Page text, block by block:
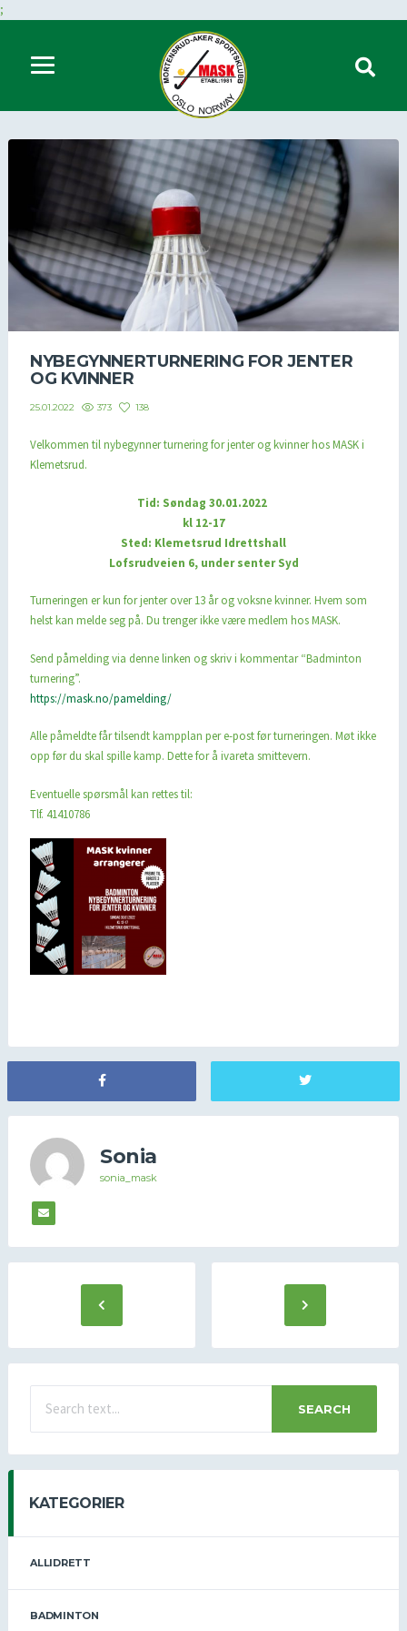
;
NYBEGYNNERTURNERING FOR JENTER
OG KVINNER
25.01.2022 373 138
Velkommen til nybegynner turnering for jenter og kvinner hos MASK i
Klemetsrud.
Tid: Søndag 30.01.2022
kl 12-17
Sted: Klemetsrud Idrettshall
Lofsrudveien 6, under senter Syd
Turneringen er kun for jenter over 13 år og voksne kvinner. Hvem som
helst kan melde seg på. Du trenger ikke være medlem hos MASK.
Send påmelding via denne linken og skriv i kommentar “Badminton
turnering”.
https://mask.no/pamelding/
Alle påmeldte får tilsendt kampplan per e-post før turneringen. Møt ikke
opp før du skal spille kamp. Dette for å ivareta smittevern.
Eventuelle spørsmål kan rettes til:
Tlf. 41410786
Sonia
sonia_mask
SEARCH
KATEGORIER
ALLIDRETT
BADMINTON